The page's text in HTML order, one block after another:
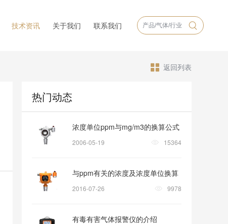
技术资讯 关于我们 联系我们
返回列表
热门动态
浓度单位ppm与mg/m3的换算公式
2006-05-19 15364
与ppm有关的浓度及浓度单位换算
2016-07-26 9978
有毒有害气体报警仪的介绍